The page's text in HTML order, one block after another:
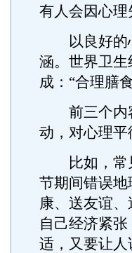
有人会因心理
以良好的心
涵。世界卫
成：“合理膳
前三个内容
动，对心理
比如，常见
节期间错误
康、送友谊
自己经济紧
适，又要让